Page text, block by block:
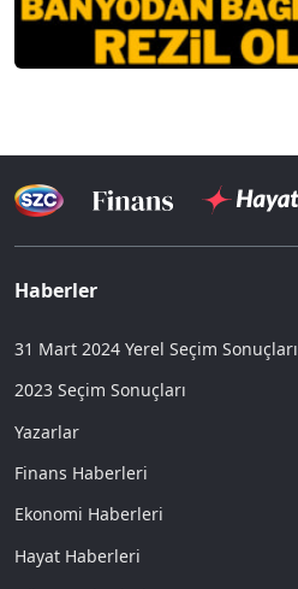
Haberler
31 Mart 2024 Yerel Seçim Sonuçları
2023 Seçim Sonuçları
Yazarlar
Finans Haberleri
Ekonomi Haberleri
Hayat Haberleri